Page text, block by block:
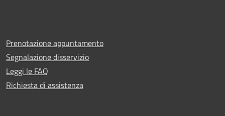
Prenotazione appuntamento
Segnalazione disservizio
Leggi le FAQ
Richiesta di assistenza